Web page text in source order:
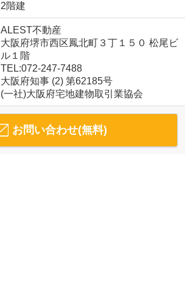
2階建
ALEST不動産
大阪府堺市西区鳳北町３丁１５０ 松尾ビ
ル１階
TEL:072-247-7488
大阪府知事 (2) 第62185号
(一社)大阪府宅地建物取引業協会
お問い合わせ(無料)